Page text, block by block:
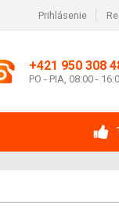
Prihlásenie
+421 950 308
PO - PIA, 08:00 -